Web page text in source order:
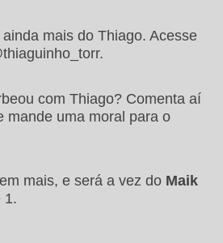
mais do Thiago. Acesse
com Thiago? Comenta aí
mande uma moral para o
mais, e será a vez do Maik
1.